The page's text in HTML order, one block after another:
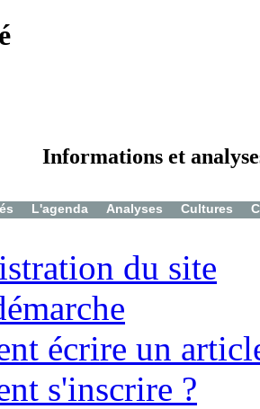
Informations et
L'agenda Analyses Cultures
du site
écrire un
s'inscrire ?